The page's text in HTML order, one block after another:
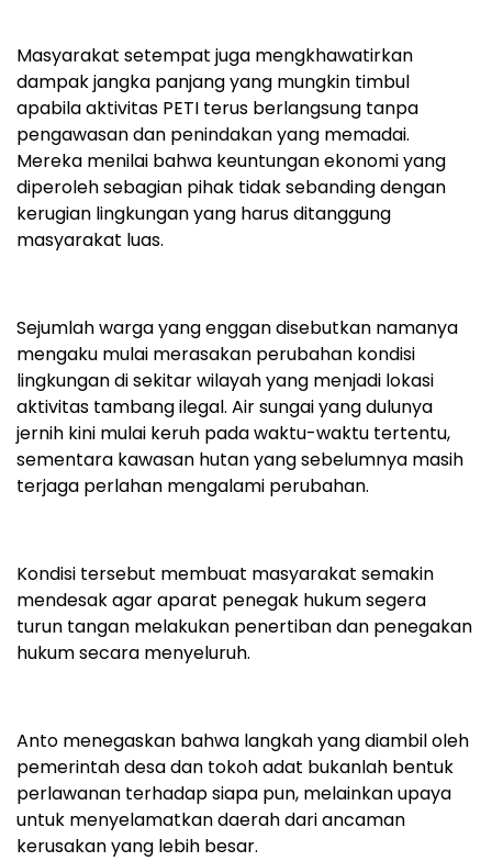
Masyarakat setempat juga mengkhawatirkan
dampak jangka panjang yang mungkin timbul
apabila aktivitas PETI terus berlangsung tanpa
pengawasan dan penindakan yang memadai.
Mereka menilai bahwa keuntungan ekonomi yang
diperoleh sebagian pihak tidak sebanding dengan
kerugian lingkungan yang harus ditanggung
masyarakat luas.
Sejumlah warga yang enggan disebutkan namanya
mengaku mulai merasakan perubahan kondisi
lingkungan di sekitar wilayah yang menjadi lokasi
aktivitas tambang ilegal. Air sungai yang dulunya
jernih kini mulai keruh pada waktu-waktu tertentu,
sementara kawasan hutan yang sebelumnya masih
terjaga perlahan mengalami perubahan.
Kondisi tersebut membuat masyarakat semakin
mendesak agar aparat penegak hukum segera
turun tangan melakukan penertiban dan penegakan
hukum secara menyeluruh.
Anto menegaskan bahwa langkah yang diambil oleh
pemerintah desa dan tokoh adat bukanlah bentuk
perlawanan terhadap siapa pun, melainkan upaya
untuk menyelamatkan daerah dari ancaman
kerusakan yang lebih besar.